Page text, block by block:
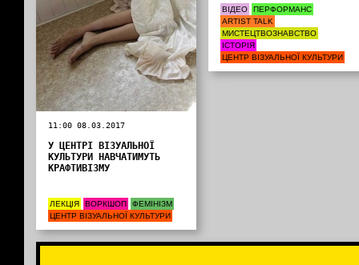
ВІДЕО
ПЕРФОРМАНС
ARTIST TALK
МИСТЕЦТВОЗНАВСТВО
ІСТОРІЯ
ЦЕНТР ВІЗУАЛЬНОЇ КУЛЬТУРИ
11:00 08.03.2017
У ЦЕНТРІ ВІЗУАЛЬНОЇ
КУЛЬТУРИ НАВЧАТИМУТЬ
КРАФТИВІЗМУ
ЛЕКЦІЯ ВОРКШОП
ФЕМІНІЗМ
ЦЕНТР ВІЗУАЛЬНОЇ КУЛЬТУРИ